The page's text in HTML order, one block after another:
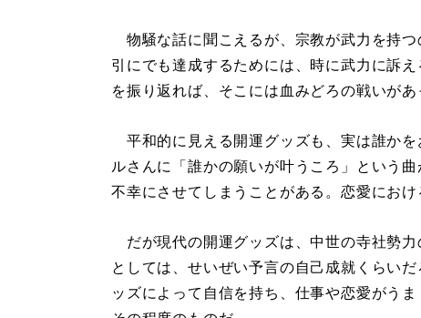
物騒な話に聞こえるが、宗教が武力を持
引にでも達成するためには、時に武力に訴
を振り返れば、そこには血みどろの戦いがあ
平和的に見える開運グッズも、実は誰か
ルさんに「誰かの願いが叶うころ」という
不幸にさせてしまうことがある。恋愛におけ
だが現代の開運グッズは、中世の寺社勢
としては、せいぜい予言の自己成就くらい
ッズによって自信を持ち、仕事や恋愛がう